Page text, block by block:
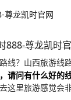
尊龙凯时官网
888-尊龙凯时
尊龙凯时官网
旅游线路全攻略
线？山西旅游线
请问有什么好的
这里旅游感觉会